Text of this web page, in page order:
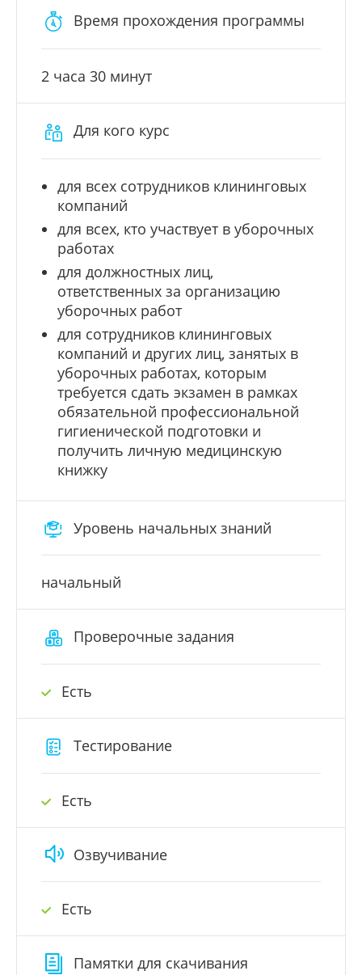
Время прохождения программы
2 часа 30 минут
Для кого курс
для всех сотрудников клининговых
компаний
для всех, кто участвует в уборочных
работах
для должностных лиц,
ответственных за организацию
уборочных работ
для сотрудников клининговых
компаний и других лиц, занятых в
уборочных работах, которым
требуется сдать экзамен в рамках
обязательной профессиональной
гигиенической подготовки и
получить личную медицинскую
книжку
Уровень начальных знаний
начальный
Проверочные задания
Есть
Тестирование
Есть
Озвучивание
Есть
Памятки для скачивания